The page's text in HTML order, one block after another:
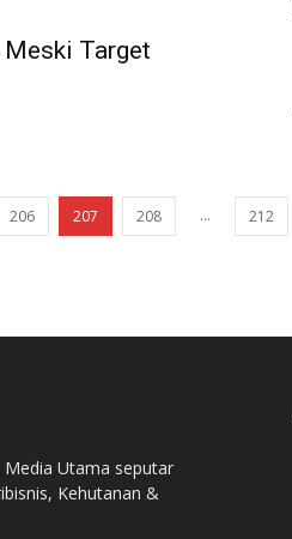
Target
206 207 208 ... 212
Utama seputar
Kehutanan &